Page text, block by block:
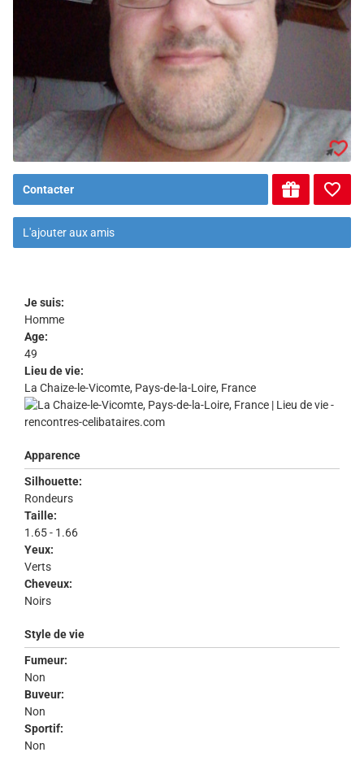
Contacter
L'ajouter aux amis
Je suis:
Homme
Age:
49
Lieu de vie:
La Chaize-le-Vicomte, Pays-de-la-Loire, France
Apparence
Silhouette:
Rondeurs
Taille:
1.65 - 1.66
Yeux:
Verts
Cheveux:
Noirs
Style de vie
Fumeur:
Non
Buveur:
Non
Sportif:
Non